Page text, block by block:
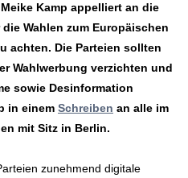
Kamp appelliert an die
Wahlen zum Europäischen
achten. Die Parteien sollten
Wahlwerbung verzichten und
sowie Desinformation
in einem Schreiben an alle im
mit Sitz in Berlin.
zunehmend digitale